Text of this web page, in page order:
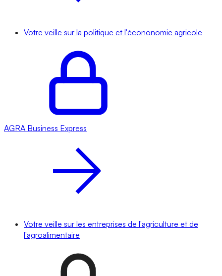
Votre veille sur la politique et l'écononomie agricole
AGRA Business Express
Votre veille sur les entreprises de l'agriculture et de
l'agroalimentaire